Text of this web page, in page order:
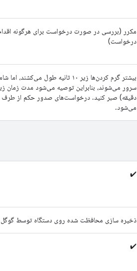
مکرر (بررسی در صورت درخواست برای هرگونه
درخواست)
بیشتر گرم کردن‌ها زیر ۱۰ ثانیه طول
دقیقه) صبر کنید. درخواست‌های صدور حکم از طرف
می‌شود.
✔️
ذخیره سازی محافظت شده روی دستگاه توسط گوگل
✔️